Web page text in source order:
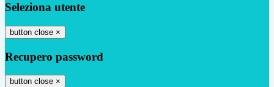
Seleziona utente
button close ×
Recupero password
button close ×